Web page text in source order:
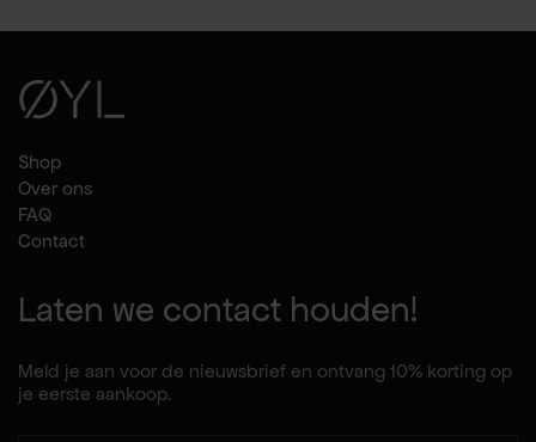
Shop
Over ons
FAQ
Contact
Laten we contact houden!
Meld je aan voor de nieuwsbrief en ontvang 10% korting op
je eerste aankoop.